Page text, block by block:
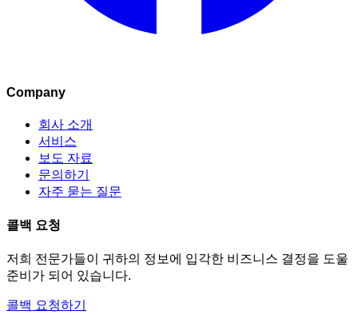
Company
회사 소개
서비스
보도 자료
문의하기
자주 묻는 질문
콜백 요청
저희 전문가들이 귀하의 정보에 입각한 비즈니스 결정을 도울
준비가 되어 있습니다.
콜백 요청하기